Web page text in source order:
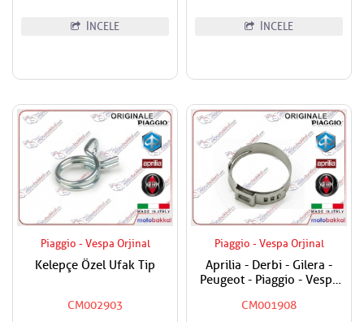
İNCELE İNCELE
Piaggio - Vespa Orjinal
Kelepçe Özel Ufak Tip
CM002903
Piaggio - Vespa Orjinal
Aprilia - Derbi - Gilera -
Peugeot - Piaggio - Vespa
Kelepçesi
CM001908